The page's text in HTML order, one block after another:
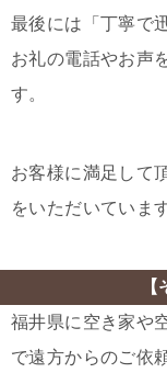
最後には「丁寧で
お礼の電話やお声
す。
お客様に満足して
をいただいています
福井県に空き家や
で遠方からのご依